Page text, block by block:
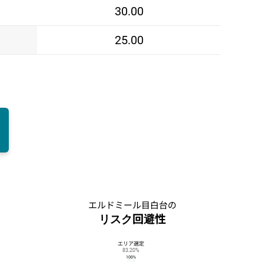
30.00
25.00
エルドミール目白台の
リスク回避性
エルドミール目白台のリスク回避性
100%
エリア選定
83.20%